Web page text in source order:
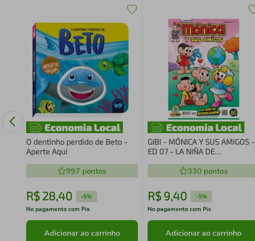
O dentinho perdido de Beto -
Aperte Aqui
997 pontos
R$ 28,40 -5%
No pagamento com Pix
Adicionar ao carrinho
GIBI - MÓNICA Y SUS AMIGOS -
ED 07 - LA NIÑA DE
330 pontos
R$ 9,40 -5%
No pagamento com Pix
Adicionar ao carrinho